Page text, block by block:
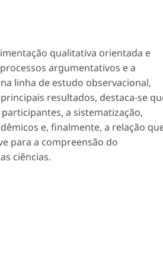
qualitativa orientada e
argumentativos e a
linha de estudo observacional,
resultados, destaca-se
a sistematização,
e, finalmente, a relação
para a compreensão do
ciências.